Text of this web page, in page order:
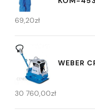
69,20zł
WEBER
30 760,00zł